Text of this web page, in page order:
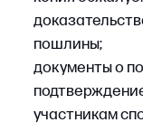
полномочий,
копии жалобы
и подтверждение
некорректная
и отсутствие
повторение
без указания